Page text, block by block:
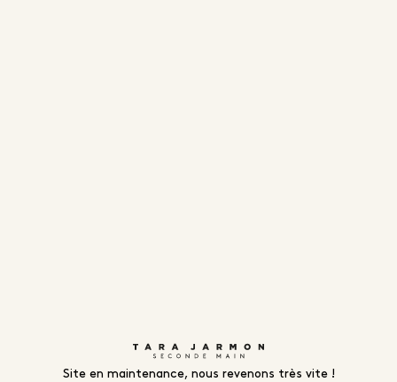
Site en maintenance, nous revenons très vite !